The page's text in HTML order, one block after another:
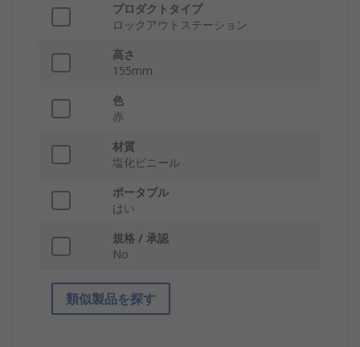
プロダクトタイプ
ロックアウトステーション
高さ
155mm
色
赤
材質
塩化ビニール
ポータブル
はい
規格 / 承認
No
類似製品を探す